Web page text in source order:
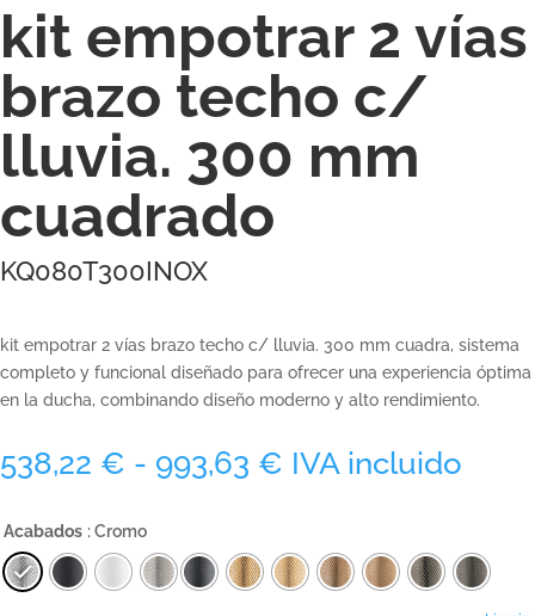
kit empotrar 2 vías
brazo techo c/
lluvia. 300 mm
cuadrado
KQ080T300INOX
kit empotrar 2 vías brazo techo c/ lluvia. 300 mm cuadra, sistema
completo y funcional diseñado para ofrecer una experiencia óptima
en la ducha, combinando diseño moderno y alto rendimiento.
538,22 € - 993,63 € Rango
desde
538,22 €
hasta
IVA incluido
Acabados : Cromo